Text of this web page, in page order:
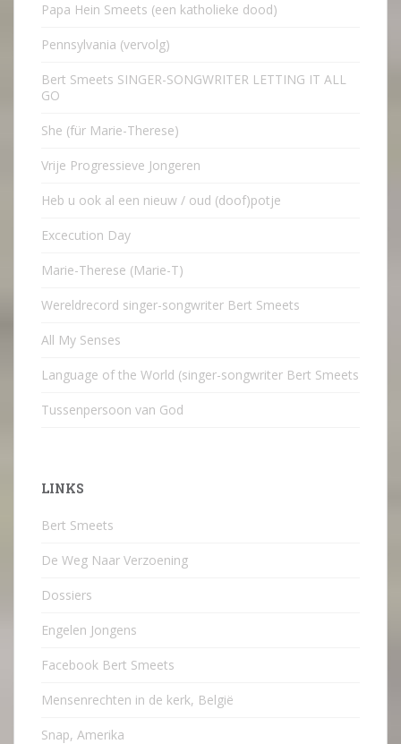
Papa Hein Smeets (een katholieke dood)
Pennsylvania (vervolg)
Bert Smeets SINGER-SONGWRITER LETTING IT ALL
GO
She (für Marie-Therese)
Vrije Progressieve Jongeren
Heb u ook al een nieuw / oud (doof)potje
Excecution Day
Marie-Therese (Marie-T)
Wereldrecord singer-songwriter Bert Smeets
All My Senses
Language of the World (singer-songwriter Bert Smeets
Tussenpersoon van God
LINKS
Bert Smeets
De Weg Naar Verzoening
Dossiers
Engelen Jongens
Facebook Bert Smeets
Mensenrechten in de kerk, België
Snap, Amerika